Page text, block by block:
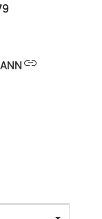
link